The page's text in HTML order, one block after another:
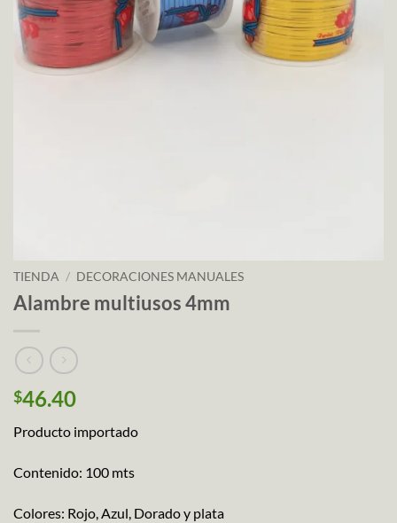
TIENDA / DECORACIONES MANUALES
Alambre multiusos 4mm
$46.40
Producto importado
Contenido: 100 mts
Colores: Rojo, Azul, Dorado y plata